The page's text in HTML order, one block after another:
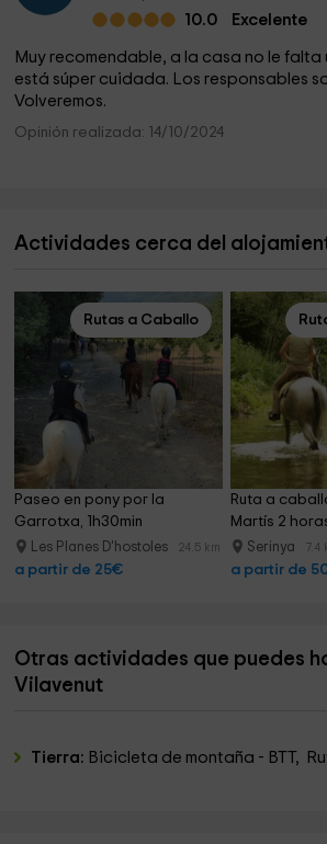
10.0
Excelente
Muy recomendable, a la casa no le falta
está súper cuidada. Los responsables
Volveremos.
Opinión realizada: 14/10/2024
Actividades cerca del
Rutas a Caballo
Paseo en pony por la
Garrotxa, 1h30min
Les Planes D'hostoles 24.5 km
a partir de 25€
Ruta a
Martís 2
Serinya 7.4
a partir de
Otras actividades que puedes
Vilavenut
Tierra: Bicicleta de montaña - BTT,